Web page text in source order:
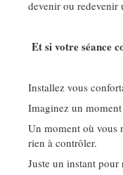
devenir ou redevenir
Et si votre séance
Installez vous
Imaginez un moment
Un moment où vous
rien à contrôler.
Juste un instant pour